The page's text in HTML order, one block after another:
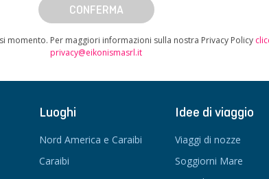
CONFERMA
momento. Per maggiori informazioni sulla nostra Privacy Policy
privacy@eikonismasrl.it
Luoghi
Nord America e Caraibi
Caraibi
Idee di viaggio
Viaggi di nozze
Soggiorni Mare